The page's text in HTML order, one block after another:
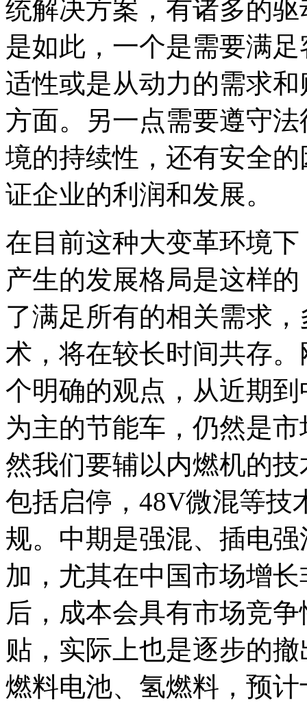
统解决方案，有诸多的
是如此，一个是需要满
适性或是从动力的需求
方面。另一点需要遵守
境的持续性，还有安全
证企业的利润和发展。
在目前这种大变革环境
产生的发展格局是这样
了满足所有的相关需求
术，将在较长时间共存
个明确的观点，从近期
为主的节能车，仍然是
然我们要辅以内燃机的
包括启停，48V微混等技
规。中期是强混、插电
加，尤其在中国市场增
后，成本会具有市场竞
贴，实际上也是逐步的
燃料电池、氢燃料，预